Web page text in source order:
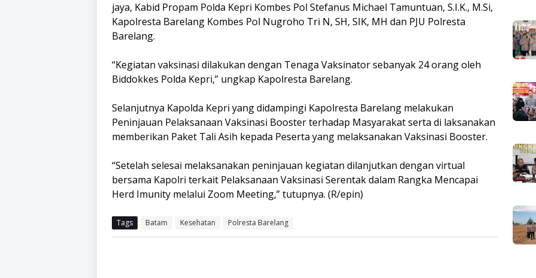
jaya, Kabid Propam Polda Kepri Kombes Pol Stefanus Michael Tamuntuan, S.I.K., M.Si,
Kapolresta Barelang Kombes Pol Nugroho Tri N, SH, SIK, MH dan PJU Polresta
Barelang.
“Kegiatan vaksinasi dilakukan dengan Tenaga Vaksinator sebanyak 24 orang oleh
Biddokkes Polda Kepri,” ungkap Kapolresta Barelang.
Selanjutnya Kapolda Kepri yang didampingi Kapolresta Barelang melakukan
Peninjauan Pelaksanaan Vaksinasi Booster terhadap Masyarakat serta di laksanakan
memberikan Paket Tali Asih kepada Peserta yang melaksanakan Vaksinasi Booster.
“Setelah selesai melaksanakan peninjauan kegiatan dilanjutkan dengan virtual
bersama Kapolri terkait Pelaksanaan Vaksinasi Serentak dalam Rangka Mencapai
Herd Imunity melalui Zoom Meeting,” tutupnya. (R/epin)
Tags Batam Kesehatan Polresta Barelang